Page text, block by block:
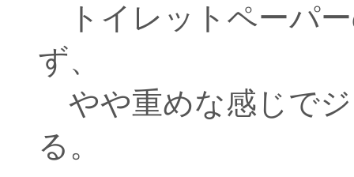
トイレットペーパ
ず、
やや重めな感じで
る。